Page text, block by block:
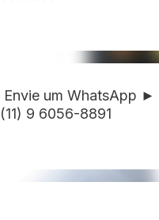
Envie um WhatsApp ►
(11) 9 6056-8891